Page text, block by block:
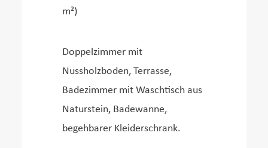
m²)
Doppelzimmer mit
Nussholzboden, Terrasse,
Badezimmer mit Waschtisch aus
Naturstein, Badewanne,
begehbarer Kleiderschrank.